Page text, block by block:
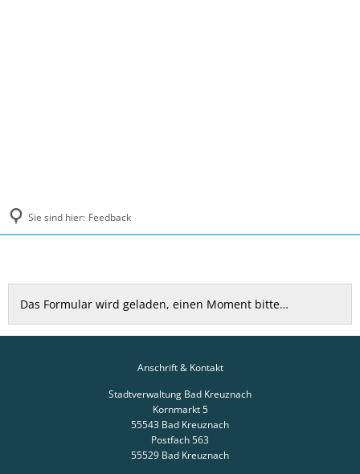
Sie sind hier: Feedback
Feedback
Das Formular wird geladen, einen Moment bitte…
Anschrift & Kontakt
Stadtverwaltung Bad Kreuznach
Kornmarkt 5
55543 Bad Kreuznach
Postfach 563
55529 Bad Kreuznach